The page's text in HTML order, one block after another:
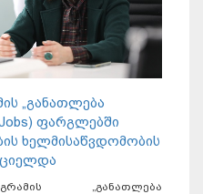
„განათლება
ფარგლებში
ხელმისაწვდომობის
„განათლება